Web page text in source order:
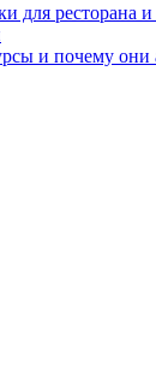
для ресторана и
и почему они